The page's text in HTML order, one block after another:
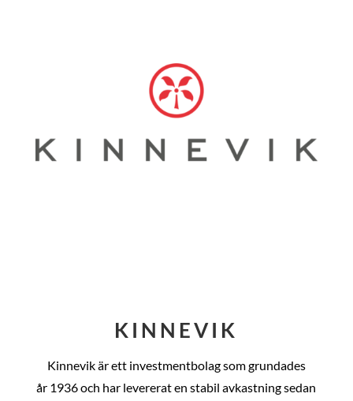
KINNEVIK
Kinnevik är ett investmentbolag som grundades
år 1936 och har levererat en stabil avkastning sedan